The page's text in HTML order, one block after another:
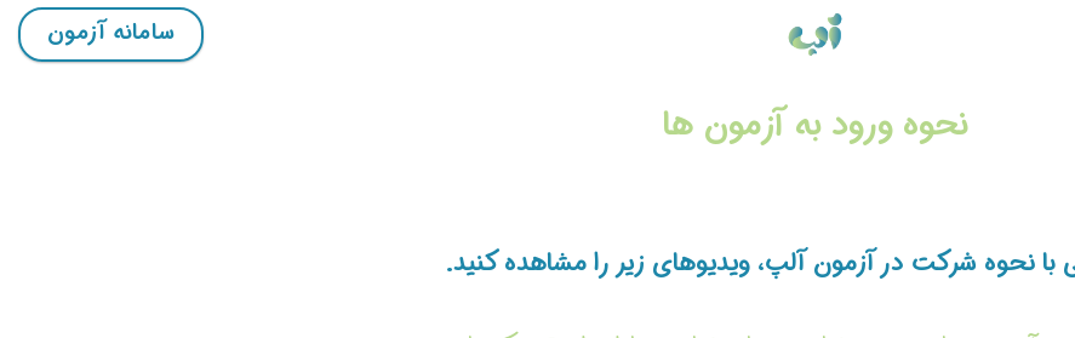
سامانه آزمون
نحوه ورود به آزمون ها
با نحوه شرکت در آزمون آلپ، ویدیوهای زیر را مشاهده کنید.